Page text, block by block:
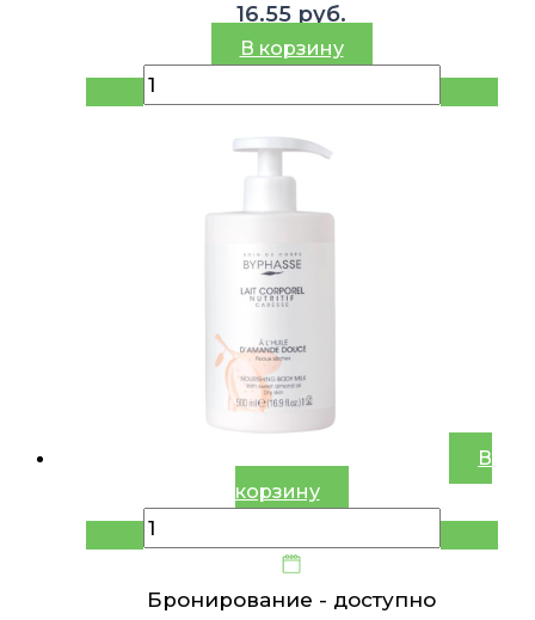
16.55 руб.
В корзину
В
корзину
Бронирование - доступно